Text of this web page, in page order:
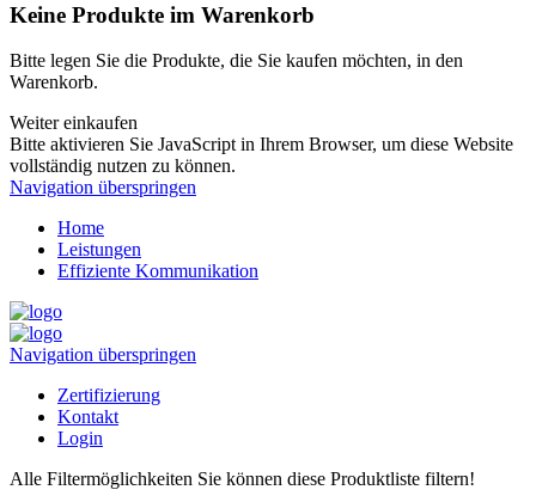
Keine Produkte im Warenkorb
Bitte legen Sie die Produkte, die Sie kaufen möchten, in den
Warenkorb.
Weiter einkaufen
Bitte aktivieren Sie JavaScript in Ihrem Browser, um diese Website
vollständig nutzen zu können.
Navigation überspringen
Home
Leistungen
Effiziente Kommunikation
Navigation überspringen
Zertifizierung
Kontakt
Login
Alle Filtermöglichkeiten Sie können diese Produktliste filtern!